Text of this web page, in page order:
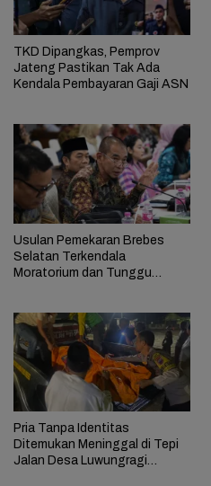
TKD Dipangkas, Pemprov
Jateng Pastikan Tak Ada
Kendala Pembayaran Gaji ASN
Usulan Pemekaran Brebes
Selatan Terkendala
Moratorium dan Tunggu
Pria Tanpa Identitas
Ditemukan Meninggal di Tepi
Jalan Desa Luwungragi